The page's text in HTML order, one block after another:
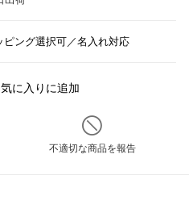
ピング選択可／名入れ対応
に入りに追加
不適切な商品を報告